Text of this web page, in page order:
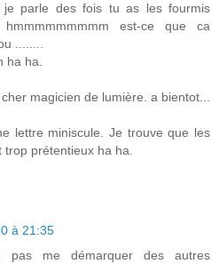
parle des fois tu as les fourmis
est-ce que ca
........
ha ha.
magicien de lumière. a bientot...
lettre miniscule. Je trouve que les
prétentieux ha ha.
à 21:35
me démarquer des autres